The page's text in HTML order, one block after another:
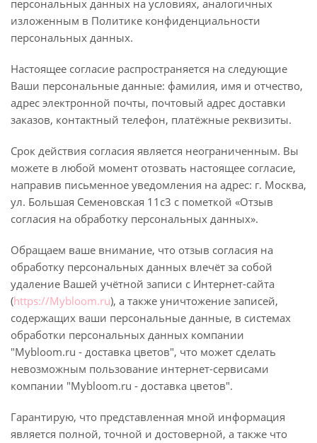
персональных данных на условиях, аналогичных
изложенным в Политике конфиденциальности
персональных данных.
Настоящее согласие распространяется на следующие
Ваши персональные данные: фамилия, имя и отчество,
адрес электронной почты, почтовый адрес доставки
заказов, контактный телефон, платёжные реквизиты.
Срок действия согласия является неограниченным. Вы
можете в любой момент отозвать настоящее согласие,
направив письменное уведомления на адрес: г. Москва,
ул. Большая Семеновская 11с3 с пометкой «Отзыв
согласия на обработку персональных данных».
Обращаем ваше внимание, что отзыв согласия на
обработку персональных данных влечёт за собой
удаление Вашей учётной записи с Интернет-сайта
(https://Mybloom.ru), а также уничтожение записей,
содержащих ваши персональные данные, в системах
обработки персональных данных компании
"Mybloom.ru - доставка цветов", что может сделать
невозможным пользование интернет-сервисами
компании "Mybloom.ru - доставка цветов".
Гарантирую, что представленная мной информация
является полной, точной и достоверной, а также что